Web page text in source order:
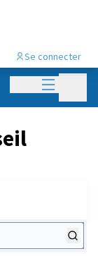
Menu
Se connecter